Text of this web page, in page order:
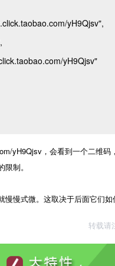
yH9Qjsv",
yH9Qjsv"
yH9Qjsv，会看到一个二维码
制。
慢式微。这取决于后面它们如
转载请